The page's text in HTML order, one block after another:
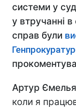
системи у
у втручанні
справ були
Артур
коли я